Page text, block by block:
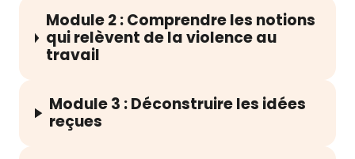
Module 2 : Comprendre les notions
qui relèvent de la violence au
travail
Module 3 : Déconstruire les idées
reçues